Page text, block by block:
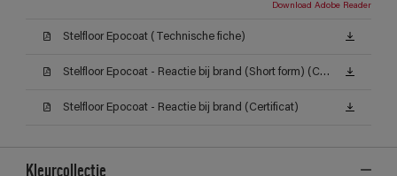
Download Adobe Reader
Stelfloor Epocoat (Technische fiche)
Stelfloor Epocoat - Reactie bij brand (Short form) (Certificat)
Stelfloor Epocoat - Reactie bij brand (Certificat)
Kleurcollectie